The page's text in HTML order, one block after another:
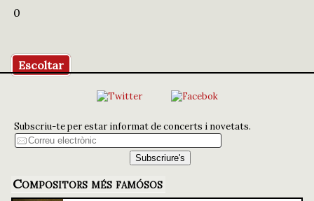
0
Escoltar
Subscriu-te per estar informat de concerts i novetats.
Compositors més famósos